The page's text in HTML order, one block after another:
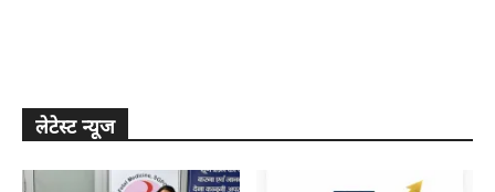
लेटेस्ट न्यूज